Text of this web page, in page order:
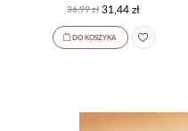
36,99 zł 31,44 zł
DO KOSZYKA